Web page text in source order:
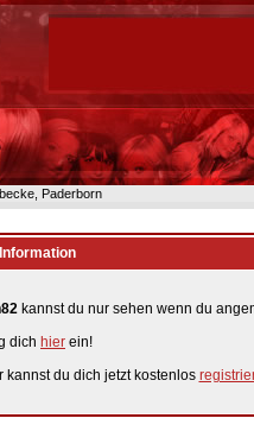
Paderborn
Information
kannst du nur sehen wenn du
dich hier ein!
kannst du dich jetzt kostenlos